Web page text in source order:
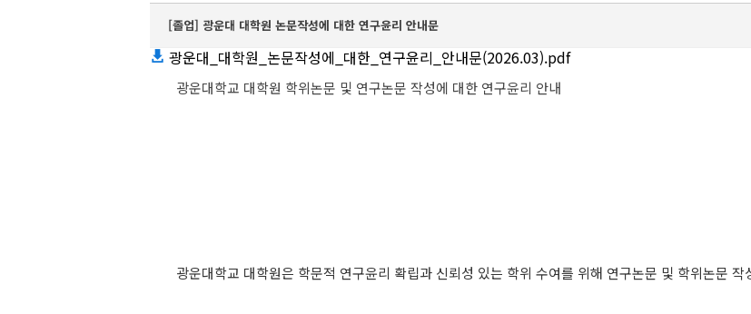
[졸업] 광운대 대학원 논문작성에 대한 연구윤리 안내문
광운대_대학원_논문작성에_대한_연구윤리_안내문(2026.03).pdf
광운대학교 대학원 학위논문 및 연구논문 작성에 대한 연구윤리 안내
광운대학교 대학원은 학문적 연구윤리 확립과 신뢰성 있는 학위 수여를 위해 연구논문 및 학위논문